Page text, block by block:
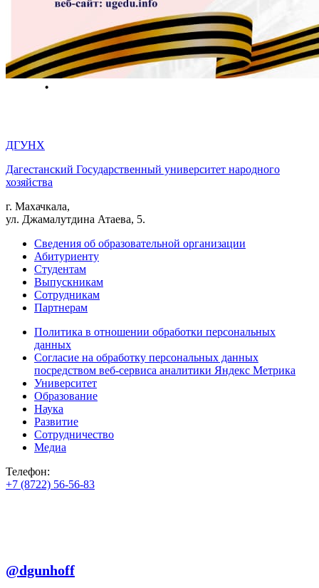
ДГУНХ
Дагестанский Государственный университет народного
хозяйства
г. Махачкала,
ул. Джамалутдина Атаева, 5.
Сведения об образовательной организации
Абитуриенту
Студентам
Выпускникам
Сотрудникам
Партнерам
Политика в отношении обработки персональных
данных
Согласие на обработку персональных данных
посредством веб-сервиса аналитики Яндекс Метрика
Университет
Образование
Наука
Развитие
Сотрудничество
Медиа
Телефон:
+7 (8722) 56-56-83
@dgunhoff